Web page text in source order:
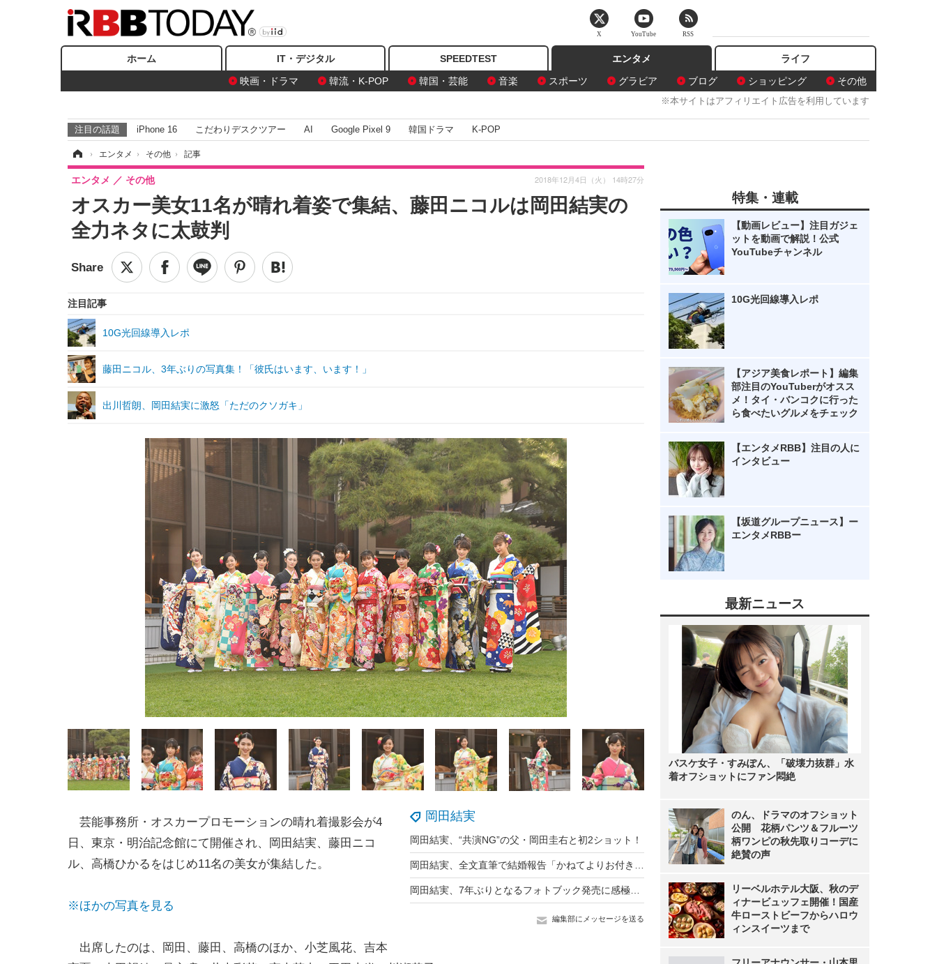
ホーム IT・デジタル SPEEDTEST
エンタメ
映画・ドラマ
韓流・K-POP 韓国・芸能 音楽 スポーツ グラビア ブログ ショッピング その他
ライフ
※本サイトはアフィリエイト広告を利用しています
注目の話題 iPhone 16 こだわりデスクツアー AI Google Pixel 9 韓国ドラマ K-POP
› エンタメ › その他 › 記事
オスカー美女11名が晴れ着姿で集結、藤田ニコルは岡田結実の
全力ネタに太鼓判
エンタメ その他 2018年12月4日（火） 14時27分
注目記事
10G光回線導入レポ
藤田ニコル、3年ぶりの写真集！「彼氏はいます、います！」
出川哲朗、岡田結実に激怒「ただのクソガキ」
岡田結実
岡田結実、“共演NG”の父・岡田圭右と初2ショット！
編集部にメッセージを送る
芸能事務所・オスカープロモーションの晴れ着撮影会が4
日、東京・明治記念館にて開催され、岡田結実、藤田ニコ
ル、高橋ひかるをはじめ11名の美女が集結した。
※ほかの写真を見る
出席したのは、岡田、藤田、高橋のほか、小芝風花、吉本
特集・連載
【動画レビュー】注目ガジェ
ットを動画で解説！公式
YouTubeチャンネル
10G光回線導入レポ
【アジア美食レポート】編集
部注目のYouTuberがオスス
メ！タイ・バンコクに行った
ら食べたいグルメをチェック
【エンタメRBB】注目の人に
インタビュー
【坂道グループニュース】ー
エンタメRBBー
最新ニュース
バスケ女子・すみぽん、「破壊力抜群」水
着オフショットにファン悶絶
のん、ドラマのオフショット
公開 花柄パンツ＆フルーツ
柄ワンピの秋先取りコーデに
絶賛の声
リーベルホテル大阪、秋のデ
ィナービュッフェ開催！国産
牛ローストビーフからハロウ
ィンスイーツまで
X YouTube RSS